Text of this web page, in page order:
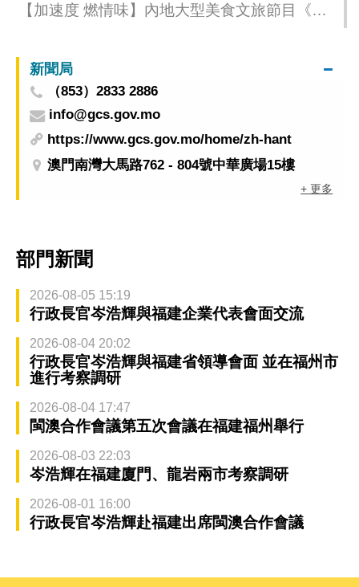
【加速度 燃情味】內地大型美食文旅節目《澳
新聞局
（853）2833 2886
info@gcs.gov.mo
https://www.gcs.gov.mo/home/zh-hant
澳門南灣大馬路762 - 804號中華廣場15樓
+ 更多
部門新聞
2026-08-05 15:19
行政長官岑浩輝與福建企業代表會面交流
2026-08-04 20:02
行政長官岑浩輝與福建省領導會面 並在福州市
進行考察調研
2026-08-04 17:47
閩澳合作會議第五次會議在福建福州舉行
2026-08-03 22:03
岑浩輝在福建廈門、龍岩兩市考察調研
2026-08-01 16:00
行政長官岑浩輝赴福建出席閩澳合作會議